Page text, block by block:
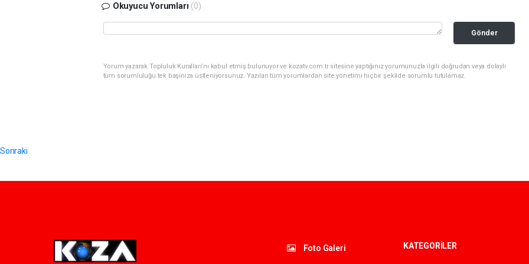
Okuyucu Yorumları (0)
Gönder
Yorum yazarak Topluluk Kuralları’nı kabul etmiş bulunuyor ve kozatv.com.tr sitesine yaptığınız yorumunuzla ilgili doğrudan veya dolaylı
tüm sorumluluğu tek başınıza üstleniyorsunuz. Yazılan tüm yorumlardan site yönetimi hiçbir şekilde sorumlu tutulamaz.
Sonraki
Foto Galeri KATEGORİLER